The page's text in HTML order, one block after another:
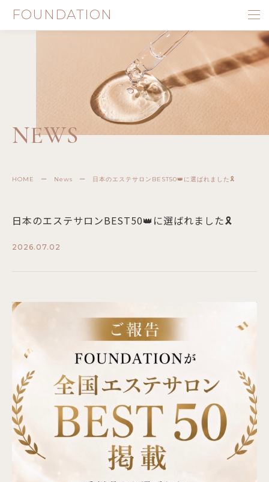
FOUNDATION
NEWS
HOME ー News ー 日本のエステサロンBEST50👑に選ばれました🎗️
日本のエステサロンBEST50👑に選ばれました🎗️
2026.07.02